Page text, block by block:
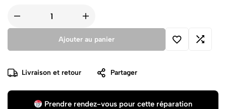
Ajouter au panier
Livraison et retour Partager
Prendre rendez-vous pour cette réparation